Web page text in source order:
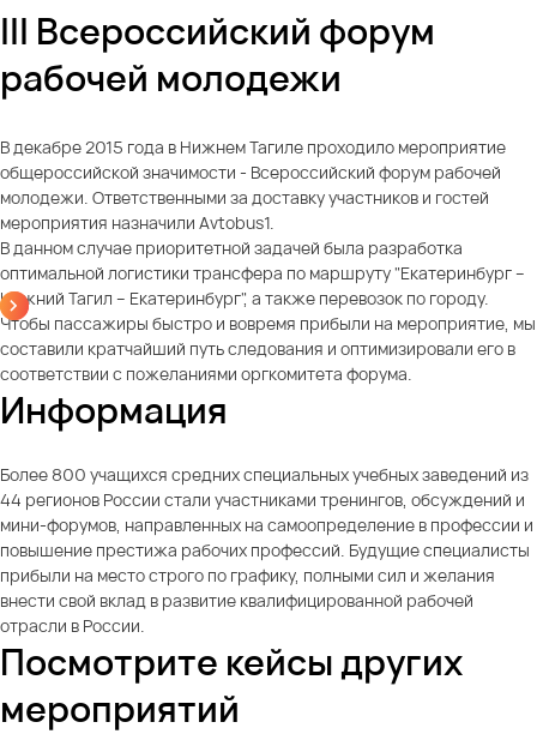
III Всероссийский форум
рабочей молодежи
В декабре 2015 года в Нижнем Тагиле проходило мероприятие
общероссийской значимости - Всероссийский форум рабочей
молодежи. Ответственными за доставку участников и гостей
мероприятия назначили Avtobus1.
В данном случае приоритетной задачей была разработка
оптимальной логистики трансфера по маршруту "Екатеринбург –
Нижний Тагил – Екатеринбург", а также перевозок по городу.
Чтобы пассажиры быстро и вовремя прибыли на мероприятие, мы
составили кратчайший путь следования и оптимизировали его в
соответствии с пожеланиями оргкомитета форума.
Информация
Более 800 учащихся средних специальных учебных заведений из
44 регионов России стали участниками тренингов, обсуждений и
мини-форумов, направленных на самоопределение в профессии и
повышение престижа рабочих профессий. Будущие специалисты
прибыли на место строго по графику, полными сил и желания
внести свой вклад в развитие квалифицированной рабочей
отрасли в России.
Посмотрите кейсы других
мероприятий